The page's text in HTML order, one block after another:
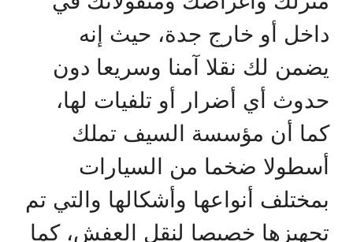
داخل أو خارج جدة، حيث إنه
يضمن لك نقلا آمنا وسريعا دون
حدوث أي أضرار أو تلفيات لها،
كما أن مؤسسة السيف تملك
أسطولا ضخما من السيارات
بمختلف أنواعها وأشكالها والتي تم
تجهيزها خصيصا لنقل العفش، كما